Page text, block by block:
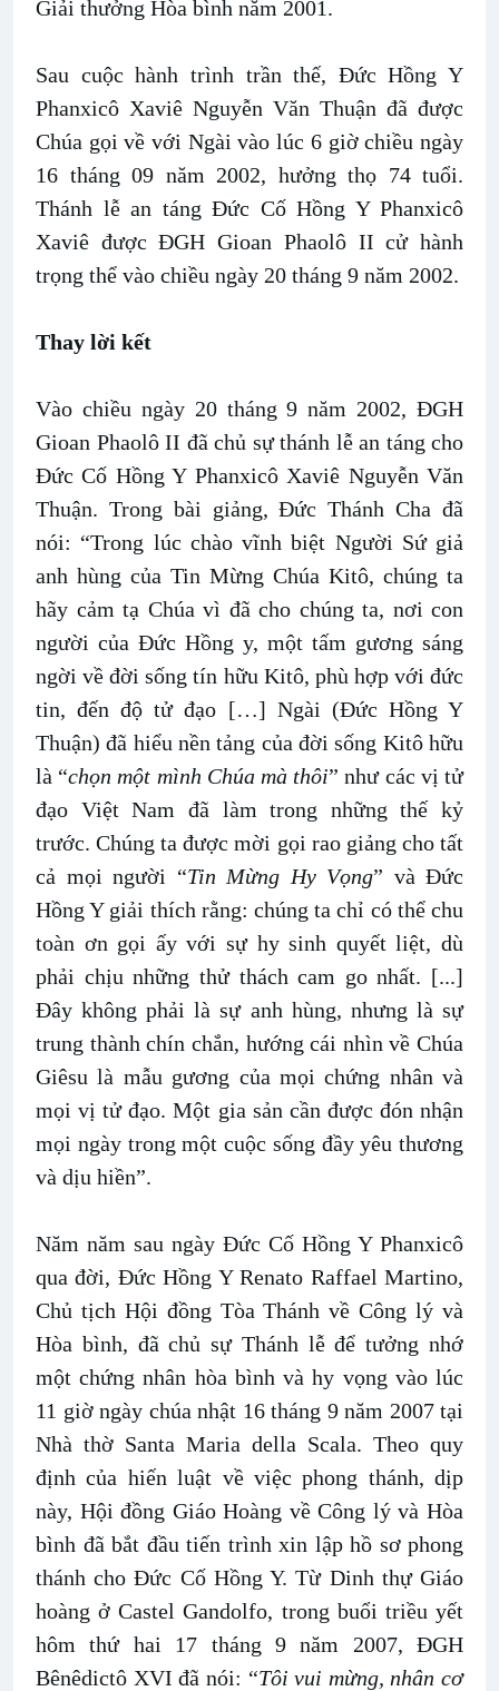
Giải thưởng Hòa bình năm 2001.
Sau cuộc hành trình trần thế, Đức Hồng Y
Phanxicô Xaviê Nguyễn Văn Thuận đã được
Chúa gọi về với Ngài vào lúc 6 giờ chiều ngày
16 tháng 09 năm 2002, hưởng thọ 74 tuổi.
Thánh lễ an táng Đức Cố Hồng Y Phanxicô
Xaviê được ĐGH Gioan Phaolô II cử hành
trọng thể vào chiều ngày 20 tháng 9 năm 2002.
Thay lời kết
Vào chiều ngày 20 tháng 9 năm 2002, ĐGH
Gioan Phaolô II đã chủ sự thánh lễ an táng cho
Đức Cố Hồng Y Phanxicô Xaviê Nguyễn Văn
Thuận. Trong bài giảng, Đức Thánh Cha đã
nói: “Trong lúc chào vĩnh biệt Người Sứ giả
anh hùng của Tin Mừng Chúa Kitô, chúng ta
hãy cảm tạ Chúa vì đã cho chúng ta, nơi con
người của Đức Hồng y, một tấm gương sáng
ngời về đời sống tín hữu Kitô, phù hợp với đức
tin, đến độ tử đạo […] Ngài (Đức Hồng Y
Thuận) đã hiểu nền tảng của đời sống Kitô hữu
là “chọn một mình Chúa mà thôi” như các vị tử
đạo Việt Nam đã làm trong những thế kỷ
trước. Chúng ta được mời gọi rao giảng cho tất
cả mọi người “Tin Mừng Hy Vọng” và Đức
Hồng Y giải thích rằng: chúng ta chỉ có thể chu
toàn ơn gọi ấy với sự hy sinh quyết liệt, dù
phải chịu những thử thách cam go nhất. [...]
Đây không phải là sự anh hùng, nhưng là sự
trung thành chín chắn, hướng cái nhìn về Chúa
Giêsu là mẫu gương của mọi chứng nhân và
mọi vị tử đạo. Một gia sản cần được đón nhận
mọi ngày trong một cuộc sống đầy yêu thương
và dịu hiền”.
Năm năm sau ngày Đức Cố Hồng Y Phanxicô
qua đời, Đức Hồng Y Renato Raffael Martino,
Chủ tịch Hội đồng Tòa Thánh về Công lý và
Hòa bình, đã chủ sự Thánh lễ để tưởng nhớ
một chứng nhân hòa bình và hy vọng vào lúc
11 giờ ngày chúa nhật 16 tháng 9 năm 2007 tại
Nhà thờ Santa Maria della Scala. Theo quy
định của hiến luật về việc phong thánh, dịp
này, Hội đồng Giáo Hoàng về Công lý và Hòa
bình đã bắt đầu tiến trình xin lập hồ sơ phong
thánh cho Đức Cố Hồng Y. Từ Dinh thự Giáo
hoàng ở Castel Gandolfo, trong buổi triều yết
hôm thứ hai 17 tháng 9 năm 2007, ĐGH
Bênêdictô XVI đã nói: “Tôi vui mừng, nhân cơ